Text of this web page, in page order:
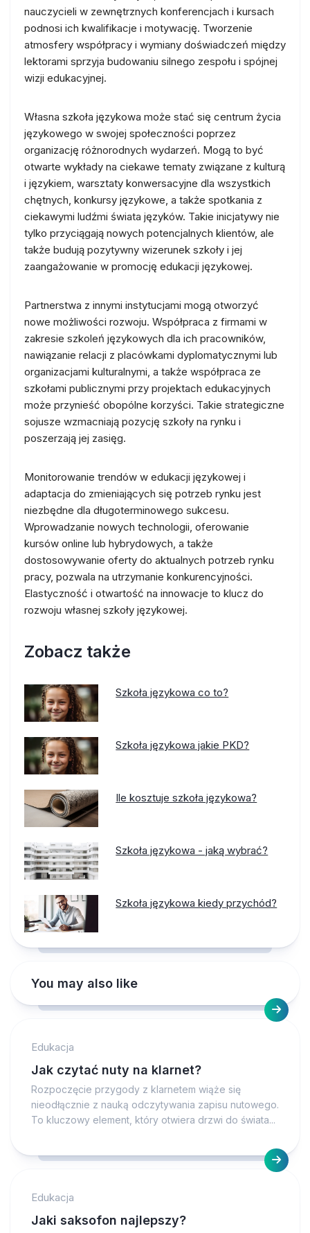
nauczycieli w zewnętrznych konferencjach i kursach
podnosi ich kwalifikacje i motywację. Tworzenie
atmosfery współpracy i wymiany doświadczeń między
lektorami sprzyja budowaniu silnego zespołu i spójnej
wizji edukacyjnej.
Własna szkoła językowa może stać się centrum życia
językowego w swojej społeczności poprzez
organizację różnorodnych wydarzeń. Mogą to być
otwarte wykłady na ciekawe tematy związane z kulturą
i językiem, warsztaty konwersacyjne dla wszystkich
chętnych, konkursy językowe, a także spotkania z
ciekawymi ludźmi świata języków. Takie inicjatywy nie
tylko przyciągają nowych potencjalnych klientów, ale
także budują pozytywny wizerunek szkoły i jej
zaangażowanie w promocję edukacji językowej.
Partnerstwa z innymi instytucjami mogą otworzyć
nowe możliwości rozwoju. Współpraca z firmami w
zakresie szkoleń językowych dla ich pracowników,
nawiązanie relacji z placówkami dyplomatycznymi lub
organizacjami kulturalnymi, a także współpraca ze
szkołami publicznymi przy projektach edukacyjnych
może przynieść obopólne korzyści. Takie strategiczne
sojusze wzmacniają pozycję szkoły na rynku i
poszerzają jej zasięg.
Monitorowanie trendów w edukacji językowej i
adaptacja do zmieniających się potrzeb rynku jest
niezbędne dla długoterminowego sukcesu.
Wprowadzanie nowych technologii, oferowanie
kursów online lub hybrydowych, a także
dostosowywanie oferty do aktualnych potrzeb rynku
pracy, pozwala na utrzymanie konkurencyjności.
Elastyczność i otwartość na innowacje to klucz do
rozwoju własnej szkoły językowej.
Zobacz także
Szkoła językowa co to?
Szkoła językowa jakie PKD?
Ile kosztuje szkoła językowa?
Szkoła językowa - jaką wybrać?
Szkoła językowa kiedy przychód?
You may also like
Edukacja
Jak czytać nuty na klarnet?
Rozpoczęcie przygody z klarnetem wiąże się
nieodłącznie z nauką odczytywania zapisu nutowego.
To kluczowy element, który otwiera drzwi do świata...
Edukacja
Jaki saksofon najlepszy?